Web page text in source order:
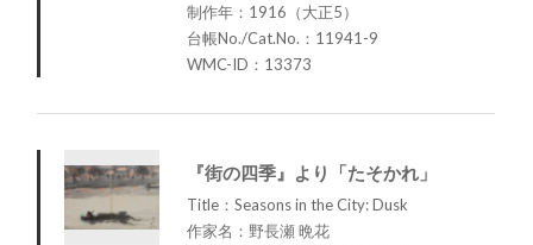
制作年：1916（大正5）
台帳No./Cat.No.：11941-9
WMC-ID：13373
『街の四季』より「たそかれ」
Title：Seasons in the City: Dusk
作家名：野長瀬 晩花